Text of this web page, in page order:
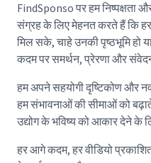
FindSponso पर हम निष्पक्षता
संग्रह के लिए मेहनत करते हैं कि
मिल सके, चाहे उनकी पृष्ठभूमि हो
कदम पर समर्थन, प्रेरणा और
हम अपने सहयोगी दृष्टिकोण और
हम संभावनाओं की सीमाओं को
उद्योग के भविष्य को आकार देने के
हर आगे कदम, हर वीडियो